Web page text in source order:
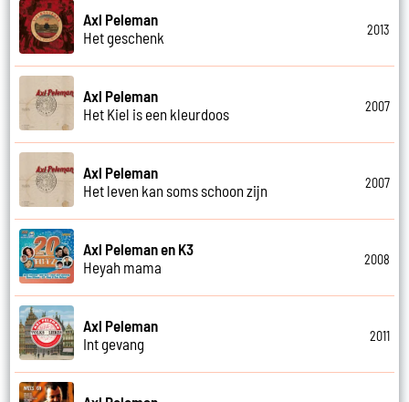
Axl Peleman
Het geschenk
2013
Axl Peleman
Het Kiel is een kleurdoos
2007
Axl Peleman
Het leven kan soms schoon zijn
2007
Axl Peleman en K3
Heyah mama
2008
Axl Peleman
Int gevang
2011